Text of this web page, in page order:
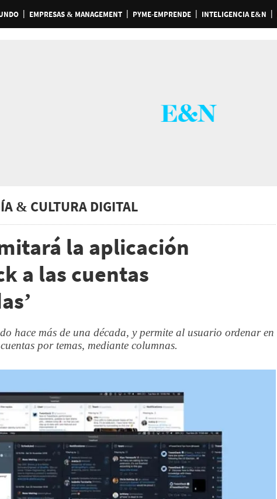
EMPRESAS & MANAGEMENT PYME-EMPRENDE INTELIGENCIA E&N
& CULTURA DIGITAL
la aplicación
a las cuentas
hace más de una década, y permite al usuario ordenar en
por temas, mediante columnas.